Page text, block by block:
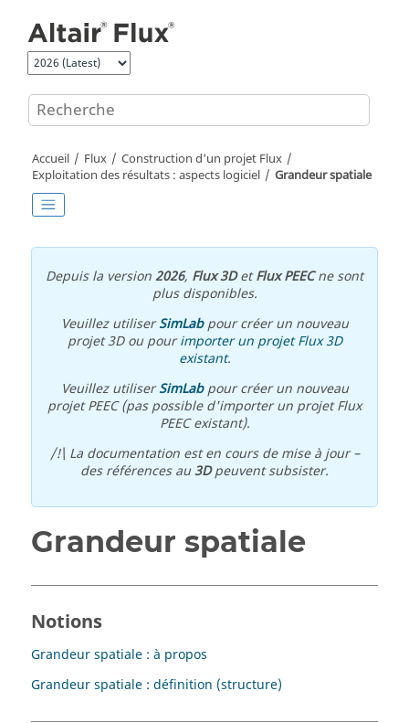
Accueil Flux
Construction d'un projet Flux
Exploitation des résultats : aspects logiciel
Grandeur spatiale
Depuis la version2026, Flux 3DetFlux PEECne sont
plus disponibles.
Veuillez utiliserSimLabpour créer un nouveau
projet 3D ou pourimporter un projet Flux 3D
existant.
Veuillez utiliserSimLabpour créer un nouveau
projet PEEC (pas possible d'importer un projet Flux
PEEC existant).
/!\ La documentation est en cours de mise à jour –
des références au3Dpeuvent subsister.
Grandeur spatiale
Notions
Grandeur spatiale : à propos
Grandeur spatiale : définition (structure)